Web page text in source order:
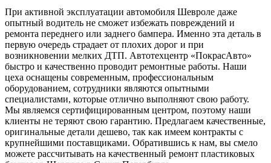
При активной эксплуатации автомобиля Шевроле даже
опытный водитель не сможет избежать повреждений и
ремонта переднего или заднего бампера. Именно эта деталь в
первую очередь страдает от плохих дорог и при
возникновении мелких ДТП. Автотехцентр «ПокрасАвто»
быстро и качественно проводит ремонтные работы. Наши
цеха оснащены современным, профессиональным
оборудованием, сотрудники являются опытными
специалистами, которые отлично выполняют свою работу.
Мы являемся сертифицированным центром, поэтому наши
клиенты не теряют свою гарантию. Предлагаем качественные,
оригинальные детали дешево, так как имеем контракты с
крупнейшими поставщиками. Обратившись к нам, вы смело
можете рассчитывать на качественный ремонт пластиковых